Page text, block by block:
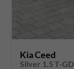
Kia Ceed